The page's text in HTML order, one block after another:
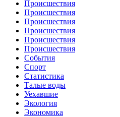
Происшествия
Происшествия
Происшествия
Происшествия
Происшествия
Происшествия
События
Спорт
Статистика
Талые воды
Уехавшие
Экология
Экономика